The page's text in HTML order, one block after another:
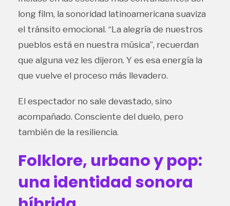
long film, la sonoridad latinoamericana suaviza
el tránsito emocional. “La alegría de nuestros
pueblos está en nuestra música”, recuerdan
que alguna vez les dijeron. Y es esa energía la
que vuelve el proceso más llevadero.
El espectador no sale devastado, sino
acompañado. Consciente del duelo, pero
también de la resiliencia.
Folklore, urbano y pop:
una identidad sonora